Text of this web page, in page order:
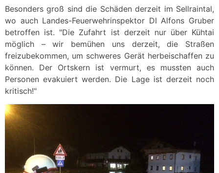
Besonders groß sind die Schäden derzeit im Sellraintal,
wo auch Landes-Feuerwehrinspektor DI Alfons Gruber
betroffen ist. "Die Zufahrt ist derzeit nur über Kühtai
möglich – wir bemühen uns derzeit, die Straßen
freizubekommen, um schweres Gerät herbeischaffen zu
können. Der Ortskern ist vermurt, es mussten auch
Personen evakuiert werden. Die Lage ist derzeit noch
kritisch!"